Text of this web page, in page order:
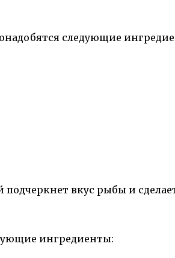
следующие
вкус рыбы и
ингредиенты: